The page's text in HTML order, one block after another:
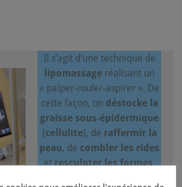
Il s’agit d’une technique de
lipomassage réalisant un
« palper-rouler-aspirer ». De
cette façon, on déstocke la
graisse sous-épidermique
(cellulite), de raffermir la
peau, de combler les rides
etresculpter les formes.